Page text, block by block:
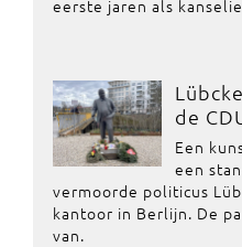
eerste jaren als
de
Een
een
vermoorde politicus
kantoor in Berlijn. De
van.